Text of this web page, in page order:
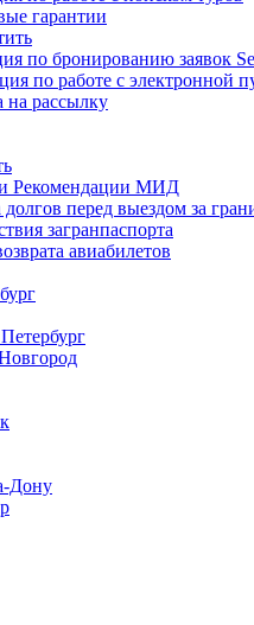
гарантии
по бронированию заявок
по работе с электронной
на рассылку
Рекомендации МИД
перед выездом за
загранпаспорта
авиабилетов
Дону